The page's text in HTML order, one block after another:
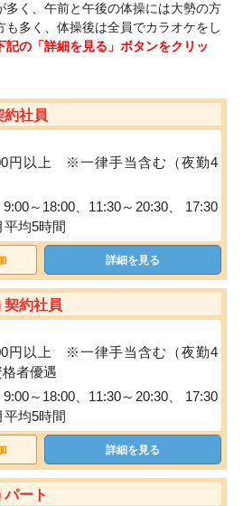
多く、午前と午後の体操には大勢の方
多く、体操後は全員でカラオケをし
の「詳細を見る」ボタンをクリッ
約社員
円以上 ※一律手当含む（夜勤4
～18:00、11:30～20:30、 17:30
均5時間
詳細を見る
契約社員
円以上 ※一律手当含む（夜勤4
者優遇
～18:00、11:30～20:30、 17:30
均5時間
詳細を見る
ート